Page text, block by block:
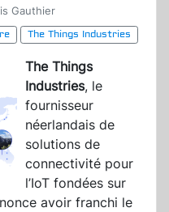
Gauthier
The Things Industries
The Things
Industries, le
fournisseur
néerlandais de
solutions de
connectivité pour
l’IoT fondées sur
avoir franchi le